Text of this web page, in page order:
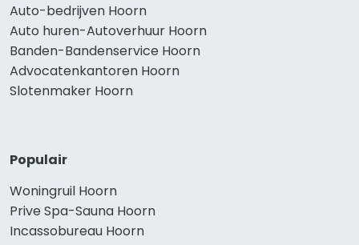
Auto-bedrijven Hoorn
Auto huren-Autoverhuur Hoorn
Banden-Bandenservice Hoorn
Advocatenkantoren Hoorn
Slotenmaker Hoorn
Populair
Woningruil Hoorn
Prive Spa-Sauna Hoorn
Incassobureau Hoorn